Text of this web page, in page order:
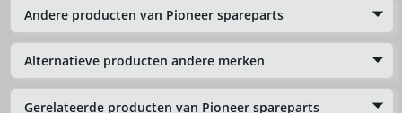
Andere producten van Pioneer spareparts
Alternatieve producten andere merken
Gerelateerde producten van Pioneer spareparts